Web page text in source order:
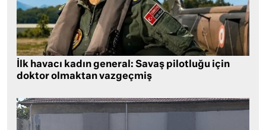
İlk havacı kadın general: Savaş pilotluğu için
doktor olmaktan vazgeçmiş